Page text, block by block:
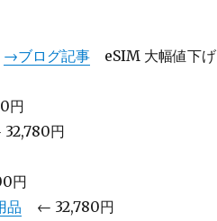
→ブログ記事 eSIM 大幅値下げ
円
円
円
品 ← 32,780円